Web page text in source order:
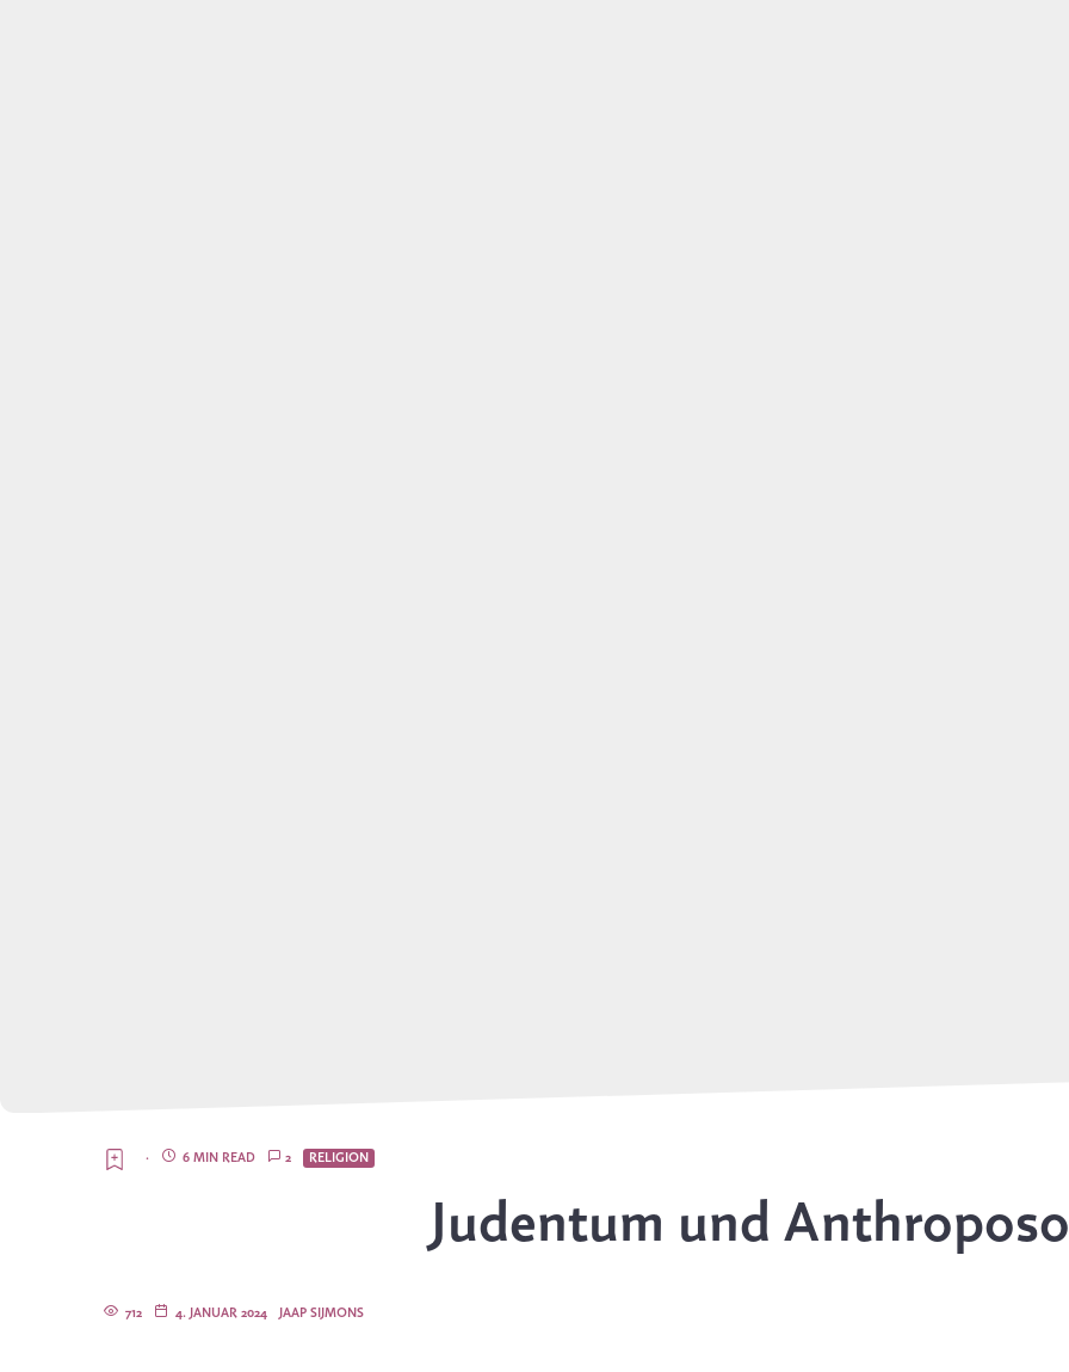
RELIGION
2
6 MIN READ
·
Judentum und
JAAP SIJMONS
4. JANUAR 2024
712